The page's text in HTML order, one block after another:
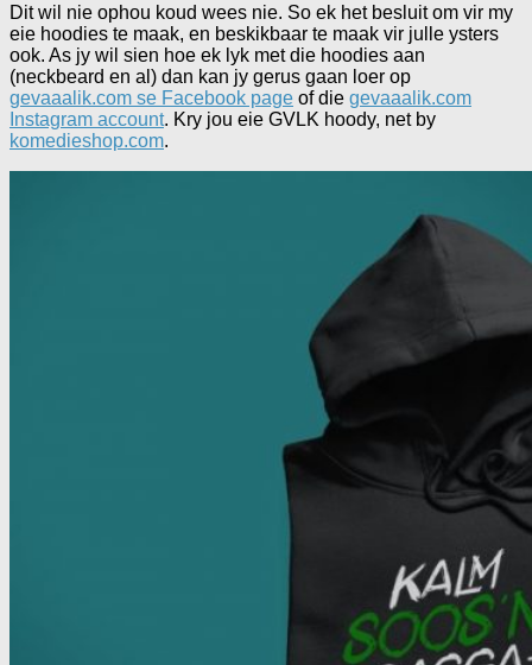
Dit wil nie ophou koud wees nie. So ek het besluit om vir my
eie hoodies te maak, en beskikbaar te maak vir julle ysters
ook. As jy wil sien hoe ek lyk met die hoodies aan
(neckbeard en al) dan kan jy gerus gaan loer op
gevaaalik.com se Facebook page of die gevaaalik.com
Instagram account. Kry jou eie GVLK hoody, net by
komedieshop.com.